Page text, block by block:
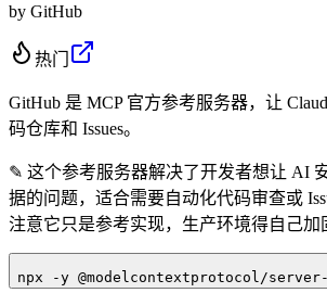
by GitHub
热门
GitHub 是 MCP 官方参考服务器，让
码仓库和 Issues。
✎ 这个参考服务器解决了开发者想让 AI
据的问题，适合需要自动化代码审查或
注意它只是参考实现，生产环境得自己加
npx -y @modelcontextprotocol/